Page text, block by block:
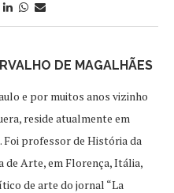
DE MAGALHÃES
e por muitos anos vizinho
reside atualmente em
Foi professor de História da
de Arte, em Florença, Itália,
de arte do jornal “La